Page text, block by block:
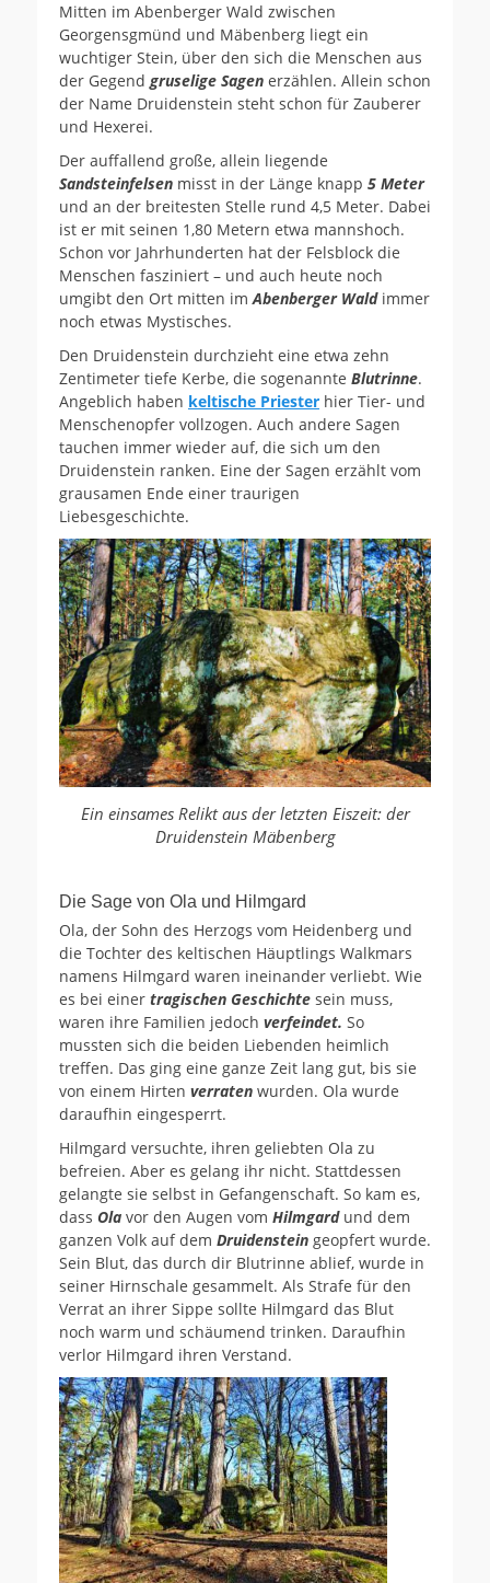
Mitten im Abenberger Wald zwischen
Georgensgmünd und Mäbenberg liegt ein
wuchtiger Stein, über den sich die Menschen aus
der Gegend gruselige Sagen erzählen. Allein schon
der Name Druidenstein steht schon für Zauberer
und Hexerei.
Der auffallend große, allein liegende
Sandsteinfelsen misst in der Länge knapp 5 Meter
und an der breitesten Stelle rund 4,5 Meter. Dabei
ist er mit seinen 1,80 Metern etwa mannshoch.
Schon vor Jahrhunderten hat der Felsblock die
Menschen fasziniert – und auch heute noch
umgibt den Ort mitten imAbenberger Waldimmer
noch etwas Mystisches.
Den Druidenstein durchzieht eine etwa zehn
Zentimeter tiefe Kerbe, die sogenannte Blutrinne.
Angeblich haben keltische Priester hier Tier- und
Menschenopfer vollzogen. Auch andere Sagen
tauchen immer wieder auf, die sich um den
Druidenstein ranken. Eine der Sagen erzählt vom
grausamen Ende einer traurigen
Liebesgeschichte.
Ein einsames Relikt aus der letzten Eiszeit: der
Druidenstein Mäbenberg
Die Sage von Ola und Hilmgard
Ola, der Sohn des Herzogs vom Heidenberg und
die Tochter des keltischen Häuptlings Walkmars
namens Hilmgard waren ineinander verliebt. Wie
es bei einer tragischen Geschichte sein muss,
waren ihre Familien jedoch verfeindet. So
mussten sich die beiden Liebenden heimlich
treffen. Das ging eine ganze Zeit lang gut, bis sie
von einem Hirten verraten wurden. Ola wurde
daraufhin eingesperrt.
Hilmgard versuchte, ihren geliebten Ola zu
befreien. Aber es gelang ihr nicht. Stattdessen
gelangte sie selbst in Gefangenschaft. So kam es,
dass Ola vor den Augen vom Hilmgard und dem
ganzen Volk auf dem Druidenstein geopfert wurde.
Sein Blut, das durch dir Blutrinne ablief, wurde in
seiner Hirnschale gesammelt. Als Strafe für den
Verrat an ihrer Sippe sollte Hilmgard das Blut
noch warm und schäumend trinken. Daraufhin
verlor Hilmgard ihren Verstand.